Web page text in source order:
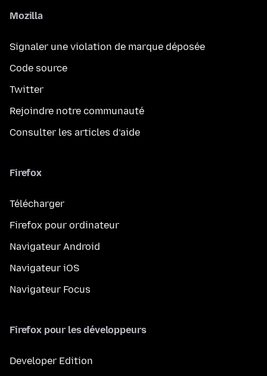
Mozilla
Signaler une violation de marque déposée
Code source
Twitter
Rejoindre notre communauté
Consulter les articles d’aide
Firefox
Télécharger
Firefox pour ordinateur
Navigateur Android
Navigateur iOS
Navigateur Focus
Firefox pour les développeurs
Developer Edition